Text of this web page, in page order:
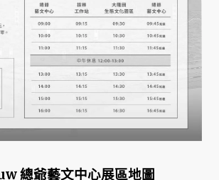
總爺藝文中心展區地圖